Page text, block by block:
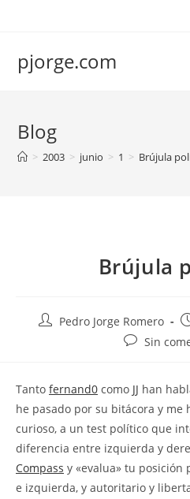
pjorge.com
Blog
> 2003 > junio > 1 > Brújula
Brújula
AutorPedro Jorge Romero
Comentarios
entrada:
Sin
Tanto fernand0 como JJ han
he pasado por su bitácora y me
curioso, a un test político que
diferencia entre izquierda y
Compass y «evalua» tu posición
e izquierda, y autoritario y